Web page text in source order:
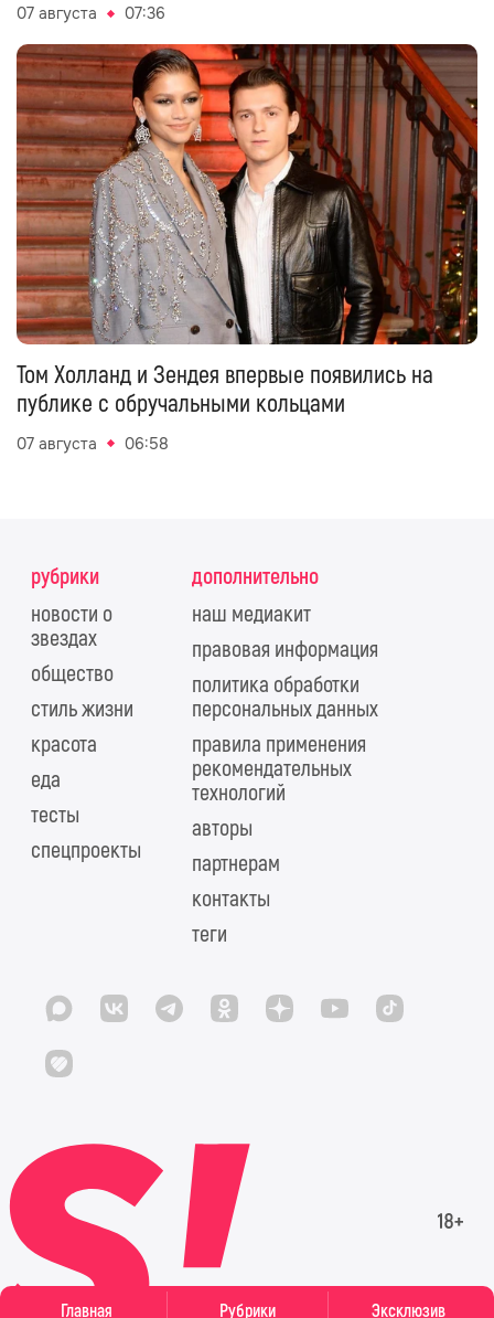
Главная Рубрики Эксклюзив
07 августа 07:36
Том Холланд и Зендея впервые появились на
публике с обручальными кольцами
07 августа 06:58
рубрики
новости о
звездах
общество
стиль жизни
красота
еда
тесты
спецпроекты
дополнительно
наш медиакит
правовая информация
политика обработки
персональных данных
правила применения
рекомендательных
технологий
авторы
партнерам
контакты
теги